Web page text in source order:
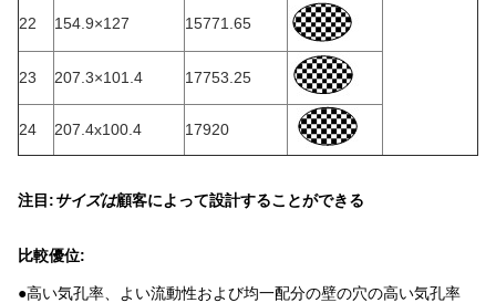
22 154.9×127 15771.65
23 207.3×101.4 17753.25
24 207.4x100.4 17920
注目:サイズは顧客によって設計することができる
比較優位:
●高い気孔率、よい流動性および均一配分の壁の穴の高い気孔率